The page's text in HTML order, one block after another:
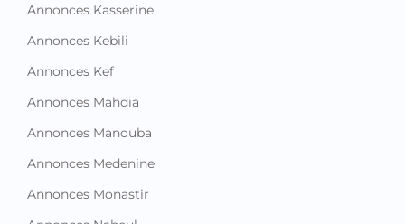
Annonces Kasserine
Annonces Kebili
Annonces Kef
Annonces Mahdia
Annonces Manouba
Annonces Medenine
Annonces Monastir